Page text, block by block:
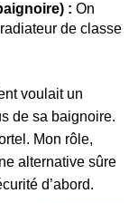
: On
de classe
voulait un
de sa baignoire.
Mon rôle,
alternative sûre
d’abord.